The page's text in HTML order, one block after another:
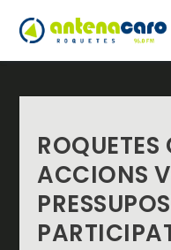
ROQUETES
ACCIONS